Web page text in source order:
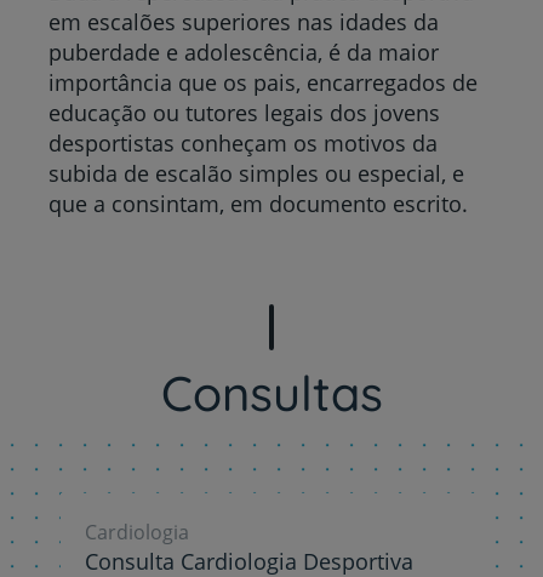
em escalões superiores nas idades da
puberdade e adolescência, é da maior
importância que os pais, encarregados de
educação ou tutores legais dos jovens
desportistas conheçam os motivos da
subida de escalão simples ou especial, e
que a consintam, em documento escrito.
Consultas
Cardiologia
Consulta Cardiologia Desportiva